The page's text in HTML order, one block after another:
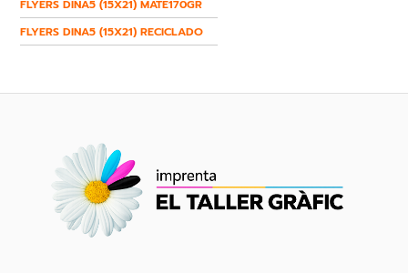
FLYERS DINA5 (15X21) MATE170GR
FLYERS DINA5 (15X21) RECICLADO